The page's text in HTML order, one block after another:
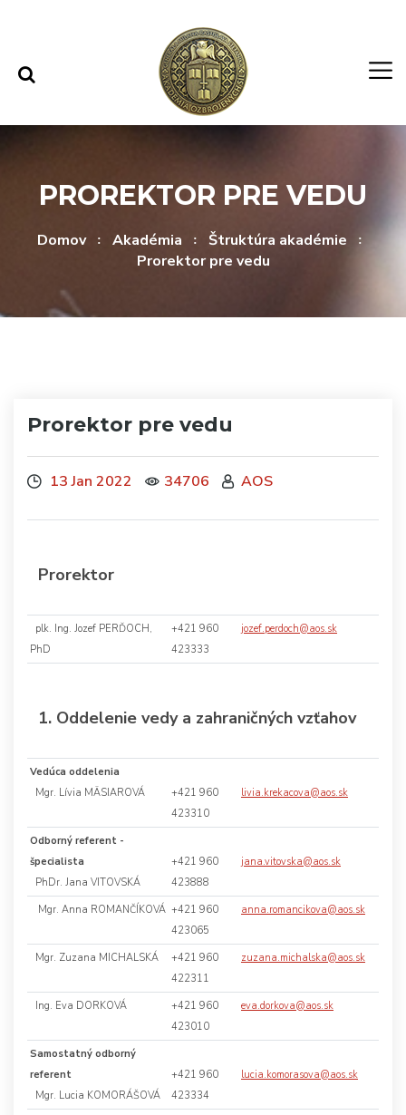
PROREKTOR PRE VEDU
Domov Akadémia
Štruktúra akadémie
Prorektor pre vedu
Prorektor pre vedu
13 Jan 2022 34706 AOS
Prorektor
plk. Ing. Jozef PERĎOCH,
PhD
+421 960
423333
jozef.perdoch@aos.sk
1. Oddelenie vedy a zahraničných vzťahov
Vedúca oddelenia
Mgr. Lívia MÄSIAROVÁ
+421 960
423310
livia.krekacova@aos.sk
Odborný referent -
špecialista
PhDr. Jana VITOVSKÁ
+421 960
423888
jana.vitovska@aos.sk
Mgr. Anna ROMANČÍKOVÁ +421 960
423065
anna.romancikova@aos.sk
Mgr. Zuzana MICHALSKÁ
+421 960
422311
zuzana.michalska@aos.sk
Ing. Eva DORKOVÁ
+421 960
423010
eva.dorkova@aos.sk
Samostatný odborný
referent
Mgr. Lucia KOMORÁŠOVÁ
+421 960
423334
lucia.komorasova@aos.sk